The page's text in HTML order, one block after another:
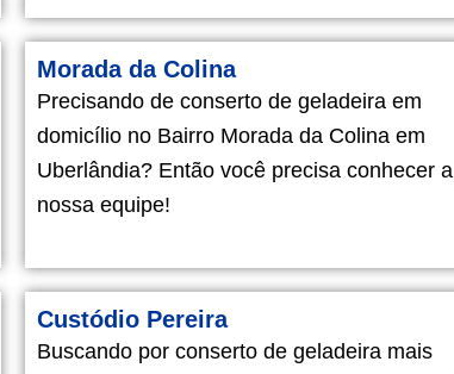
Morada da Colina
Precisando de conserto de geladeira em
domicílio no Bairro Morada da Colina em
Uberlândia? Então você precisa conhecer a
nossa equipe!
Custódio Pereira
Buscando por conserto de geladeira mais